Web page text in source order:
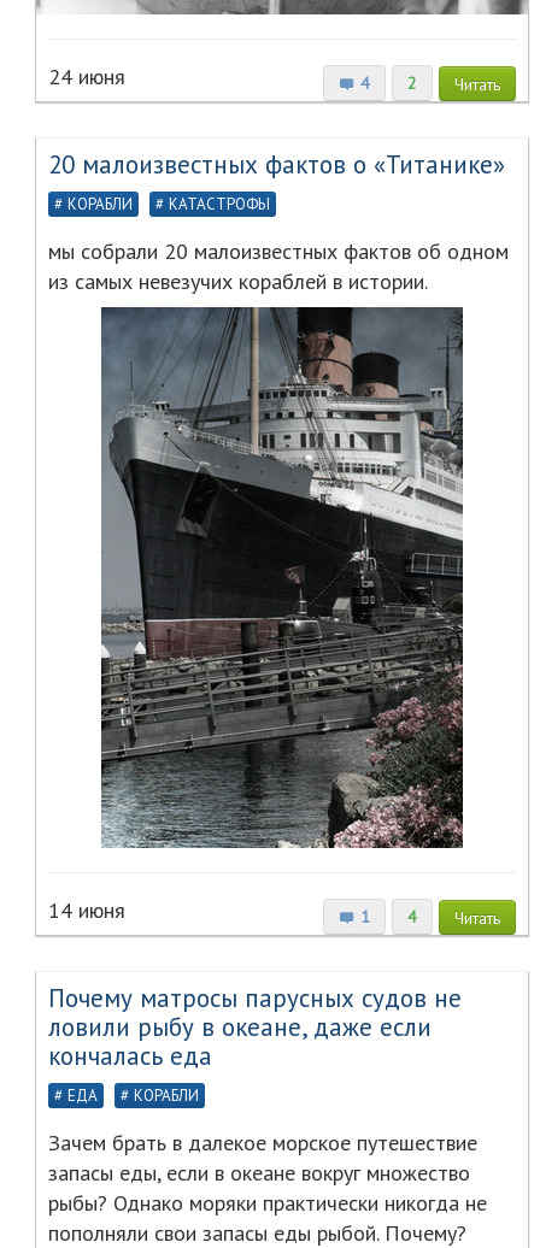
4 2 Читать
24 июня
20 малоизвестных фактов о «Титанике»
КОРАБЛИ КАТАСТРОФЫ
мы собрали 20 малоизвестных фактов об одном
из самых невезучих кораблей в истории.
1 4 Читать
14 июня
Почему матросы парусных судов не
ловили рыбу в океане, даже если
кончалась еда
ЕДА КОРАБЛИ
Зачем брать в далекое морское путешествие
запасы еды, если в океане вокруг множество
рыбы? Однако моряки практически никогда не
пополняли свои запасы еды рыбой. Почему?